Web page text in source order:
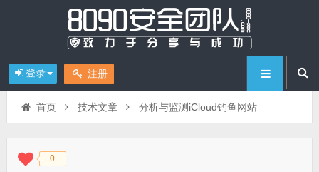
登录 注册
首页 技术文章 分析与监测iCloud钓鱼网站
◆◆ 0